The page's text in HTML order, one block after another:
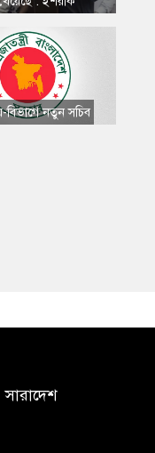
বিভাগে নতুন সচিব
সারাদেশ